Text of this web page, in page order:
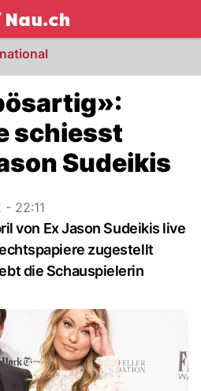
NAU.ch
schiesst
Sudeikis
22:11
von Ex Jason Sudeikis live
zugestellt
die Schauspielerin